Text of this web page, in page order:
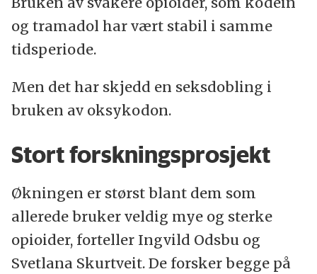
og tramadol har vært stabil i samme
tidsperiode.
Men det har skjedd en seksdobling i
bruken av oksykodon.
Stort forskningsprosjekt
Økningen er størst blant dem som
allerede bruker veldig mye og sterke
opioider, forteller Ingvild Odsbu og
Svetlana Skurtveit. De forsker begge på